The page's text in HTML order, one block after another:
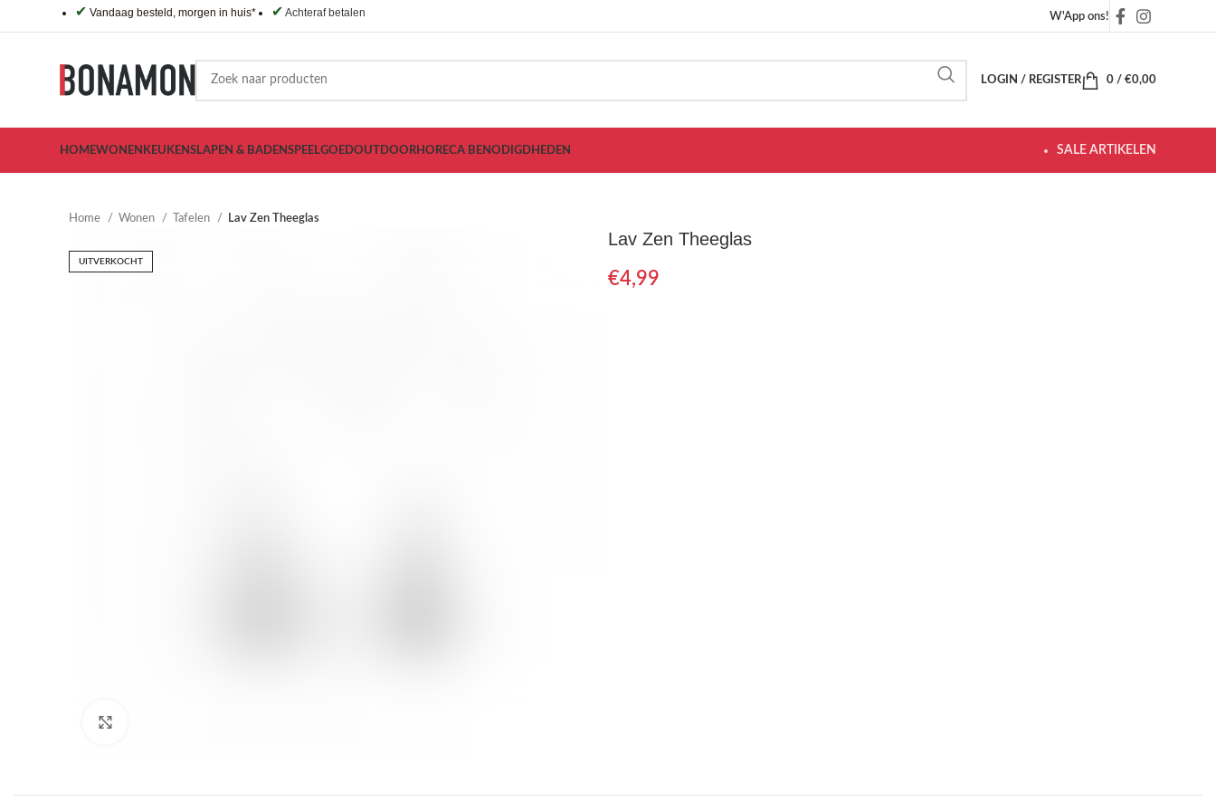
✔ Vandaag besteld, morgen in huis* ✔ Achteraf betalen W'App ons!
LOGIN / REGISTER 0 / €0,00
HOMEWONEN KEUKENSLAPEN & BADENSPEELGOEDOUTDOORHORECA BENODIGDHEDEN SALE ARTIKELEN
Home Wonen Tafelen Lav Zen Theeglas
UITVERKOCHT
Lav Zen Theeglas
€